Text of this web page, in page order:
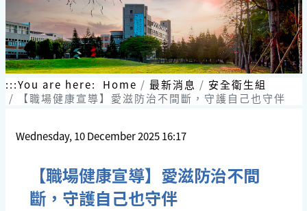
:::You are here: Home 最新消息
安全衛生組
【職場健康宣導】愛滋防治不間斷，守護自己也守伴
Wednesday, 10 December 2025 16:17
【職場健康宣導】愛滋防治不間
斷，守護自己也守伴